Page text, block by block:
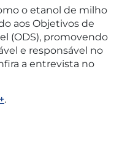
o etanol de milho
aos Objetivos de
(ODS), promovendo
e responsável no
a entrevista no
.